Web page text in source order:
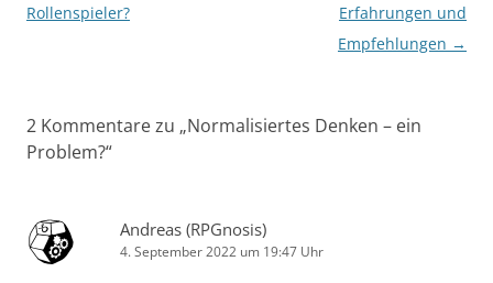
Rollenspieler?
Erfahrungen und
Empfehlungen →
2 Kommentare zu „Normalisiertes Denken – ein
Problem?“
Andreas (RPGnosis)
4. September 2022 um 19:47 Uhr